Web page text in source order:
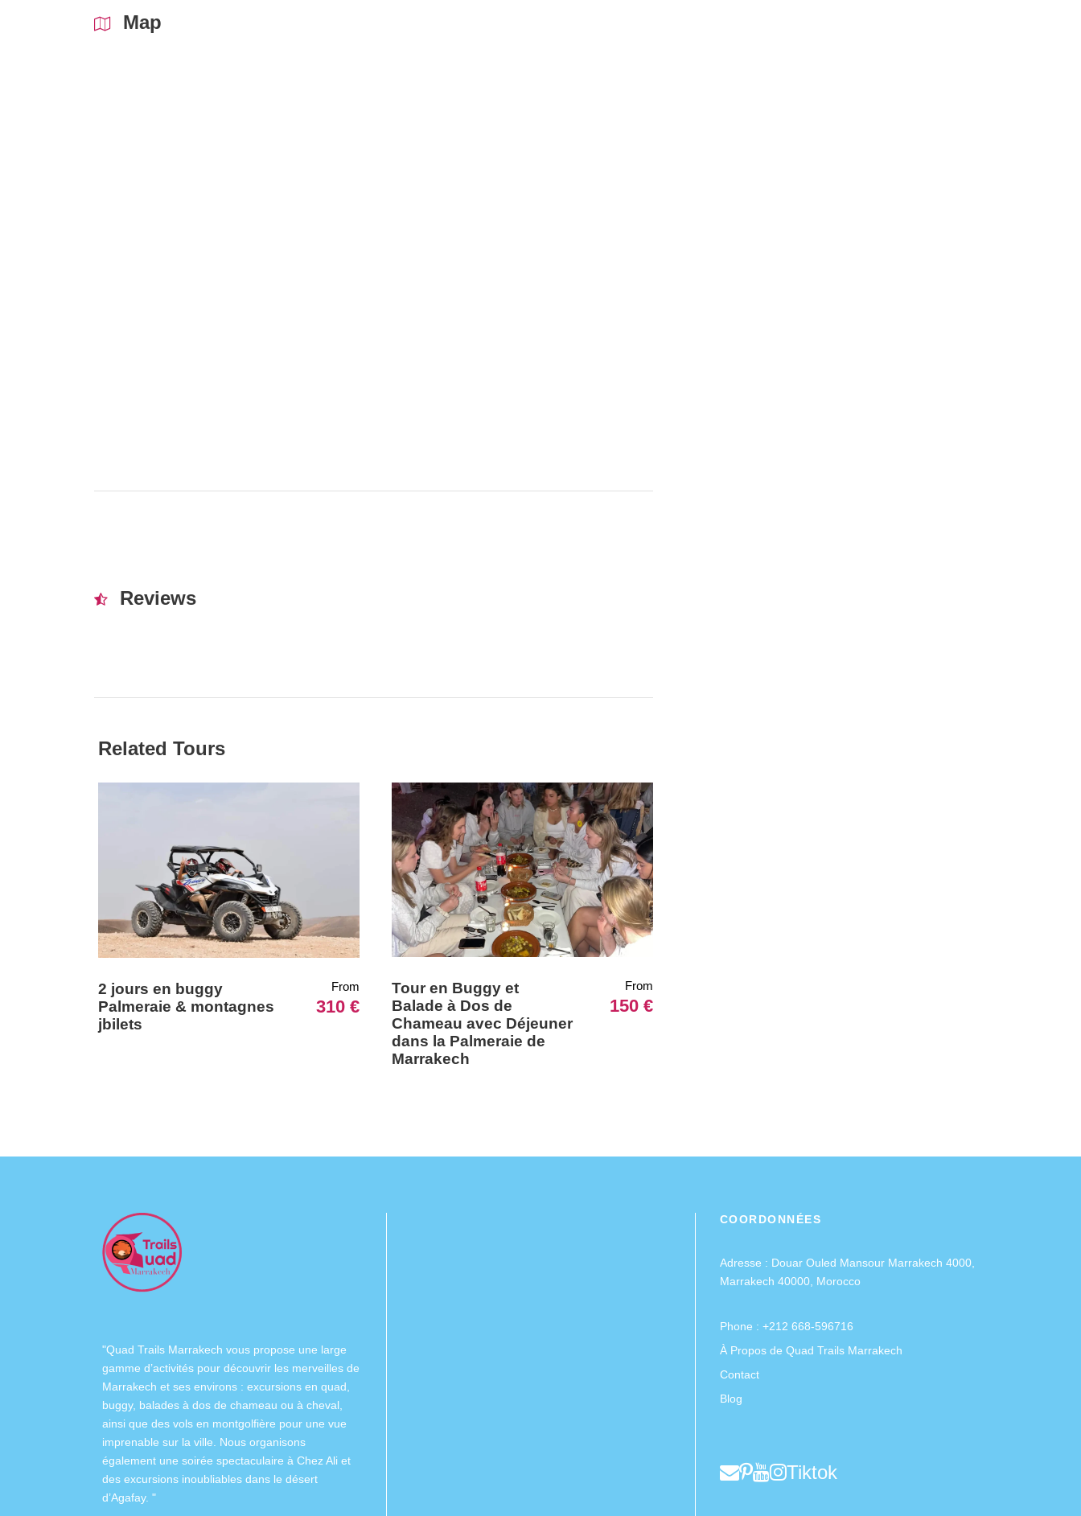
Map
Reviews
Related Tours
2 jours en buggy
Palmeraie & montagnes
jbilets
From
310 €
Tour en Buggy et
Balade à Dos de
Chameau avec Déjeuner
dans la Palmeraie de
Marrakech
From
150 €
"Quad Trails Marrakech vous propose une large
gamme d’activités pour découvrir les merveilles de
Marrakech et ses environs : excursions en quad
buggy, balades à dos de chameau ou à cheval
ainsi que des vols en montgolfière pour une vue
imprenable sur la ville. Nous organisons
également une soirée spectaculaire à Chez Ali et
des excursions inoubliables dans le désert
d’Agafay. "
COORDONNÉES
Adresse : Douar Ouled Mansour Marrakech 4000,
Marrakech 40000, Morocco
Phone : +212 668-596716
À Propos de Quad Trails Marrakech
Contact
Blog
Tiktok